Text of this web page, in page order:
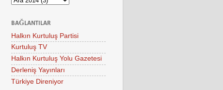
BAĞLANTILAR
Halkın Kurtuluş Partisi
Kurtuluş TV
Halkın Kurtuluş Yolu Gazetesi
Derleniş Yayınları
Türkiye Direniyor